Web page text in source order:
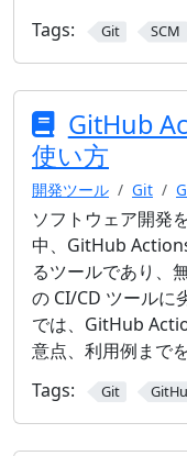
Tags: Git SCM
GitHub
使い方
開発ツール Git
ソフトウェア開発
中、GitHub
るツールであり、
の CI/CD ツールに
では、GitHub
意点、利用例まで
Tags:
Git